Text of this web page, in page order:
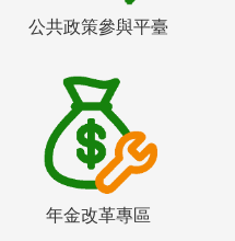
公共政策參與平臺
年金改革專區